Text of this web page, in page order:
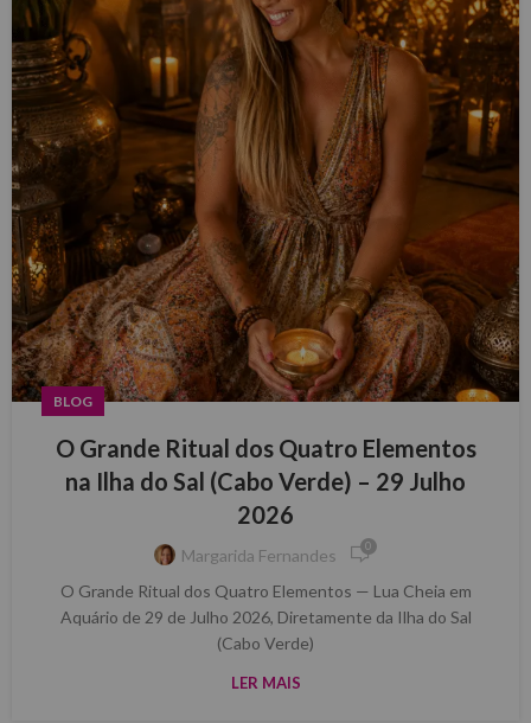
BLOG
O Grande Ritual dos Quatro Elementos
na Ilha do Sal (Cabo Verde) – 29 Julho
2026
Margarida Fernandes 0
O Grande Ritual dos Quatro Elementos — Lua Cheia em
Aquário de 29 de Julho 2026, Diretamente da Ilha do Sal
(Cabo Verde)
LER MAIS